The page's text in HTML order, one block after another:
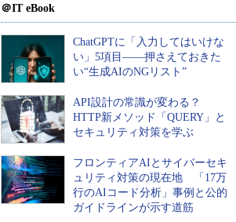
＠IT eBook
ChatGPTに「入力してはいけな
い」5項目――押さえておきた
い“生成AIのNGリスト”
API設計の常識が変わる？
HTTP新メソッド「QUERY」と
セキュリティ対策を学ぶ
フロンティアAIとサイバーセキ
ュリティ対策の現在地 「17万
行のAIコード分析」事例と公的
ガイドラインが示す道筋